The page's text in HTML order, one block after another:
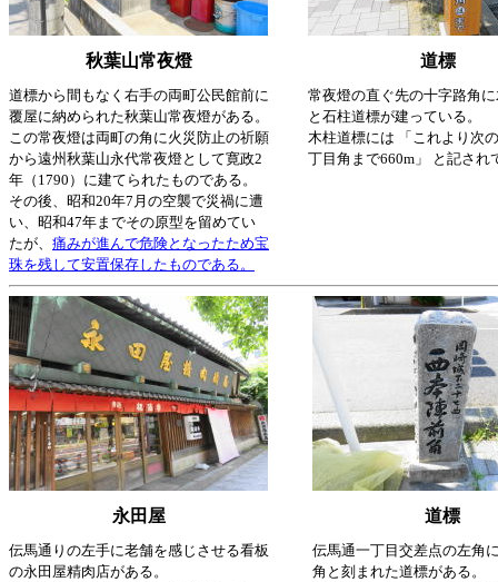
秋葉山常夜燈 道標
道標から間もなく右手の両町公民館前に
覆屋に納められた秋葉山常夜燈がある。
この常夜燈は両町の角に火災防止の祈願
から遠州秋葉山永代常夜燈として寛政2
年（1790）に建てられたものである。
その後、昭和20年7月の空襲で災禍に遭
い、昭和47年までその原型を留めてい
たが、 痛みが進んで危険となったため宝
珠を残して安置保存したものである。
常夜燈の直ぐ先の十字路角
と石柱道標が建っている。
木柱道標には 「これより次
丁目角まで660m」 と記され
永田屋 道標
伝馬通りの左手に老舗を感じさせる看板
の永田屋精肉店がある。
伝馬通一丁目交差点の左角
角と刻まれた道標がある。